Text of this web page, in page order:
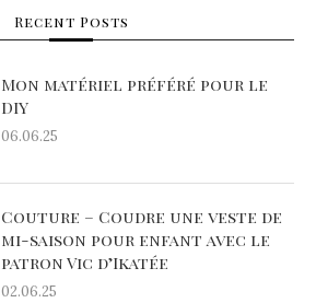
Recent Posts
Mon matériel préféré pour le
DIY
06.06.25
Couture – Coudre une veste de
mi-saison pour enfant avec le
patron Vic d’Ikatée
02.06.25